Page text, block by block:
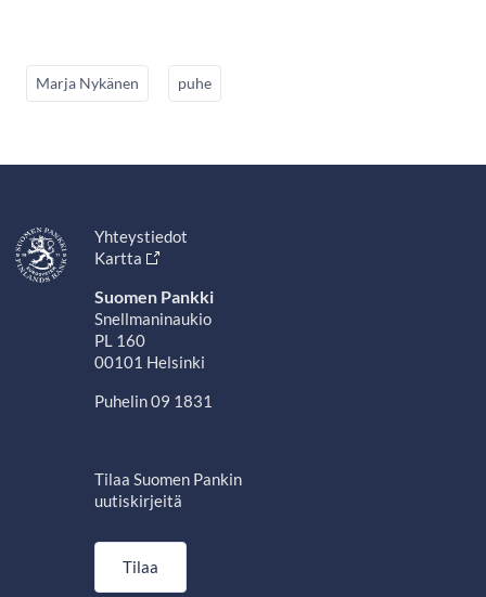
Marja Nykänen puhe
Yhteystiedot
Kartta
Suomen Pankki
Snellmaninaukio
PL 160
00101 Helsinki
Puhelin 09 1831
Tilaa Suomen Pankin
uutiskirjeitä
Tilaa